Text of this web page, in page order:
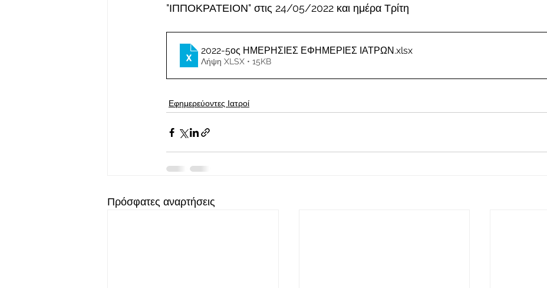
"ΙΠΠΟΚΡΑΤΕΙΟΝ" στις 24/05/2022 και ημέρα Τρίτη
2022-5ος ΗΜΕΡΗΣΙΕΣ ΕΦΗΜΕΡΙΕΣ ΙΑΤΡΩΝ.xlsx
Λήψη XLSX • 15KB
Εφημερεύοντες Ιατροί
Πρόσφατες αναρτήσεις